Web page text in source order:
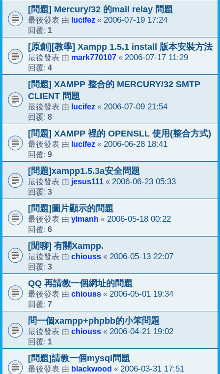
[問題] Mercury/32 的mail relay 問題
最後發表 由 lucifez « 2006-07-19 17:24
回覆: 1
[原創][教學] Xampp 1.5.1 install 版本安裝方法
最後發表 由 mark770107 « 2006-07-17 11:29
回覆: 4
[問題] XAMPP 整合的 MERCURY/32 SMTP
CLIENT 問題
最後發表 由 lucifez « 2006-07-09 21:54
回覆: 8
[問題] XAMPP 裡的 OPENSLL 使用(整合方式)
最後發表 由 lucifez « 2006-06-28 18:41
回覆: 9
[問題]xampp1.5.3a安全問題
最後發表 由 jesus111 « 2006-06-23 05:33
回覆: 3
[問題]圖片顯示的問題
最後發表 由 yimanh « 2006-05-18 00:22
回覆: 6
[閒聊] 有關Xampp.
最後發表 由 chiouss « 2006-05-13 22:07
回覆: 3
QQ 再請教一個網址的問題
最後發表 由 chiouss « 2006-05-01 19:34
回覆: 7
問一個xampp+phpbb的小笨問題
最後發表 由 chiouss « 2006-04-21 19:02
回覆: 1
[問題]請教一個mysql問題
最後發表 由 blackwood « 2006-03-31 17:51